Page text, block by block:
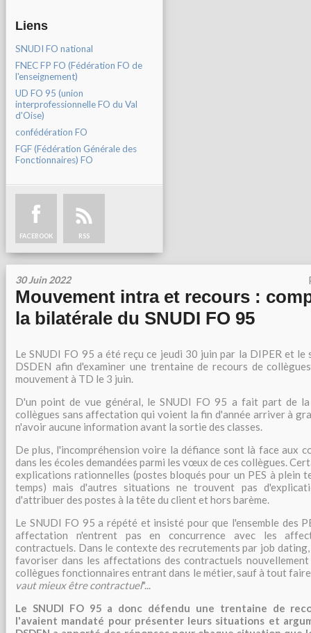
Liens
SNUDI FO national
FNEC FP FO (Fédération FO de
l'enseignement)
UD FO 95 (union
interprofessionnelle FO du Val
d'Oise)
confédération FO
FGF (Fédération Générale des
Fonctionnaires) FO
FACEBOOK RSS
30 Juin 2022
Mouvement intra et recours :
la bilatérale du SNUDI FO 95
Le SNUDI FO 95 a été reçu ce jeudi 30 juin par la DIPER et le
DSDEN afin d'examiner une trentaine de recours de
mouvement à TD le 3 juin.
D'un point de vue général, le SNUDI FO 95 a fait part de la
collègues sans affectation qui voient la fin d'année arriver à
n'avoir aucune information avant la sortie des classes.
De plus, l'incompréhension voire la défiance sont là face aux
dans les écoles demandées parmi les vœux de ces collègues.
explications rationnelles (postes bloqués pour un PES à plein
temps) mais d'autres situations ne trouvent pas
d'attribuer des postes à la tête du client et hors barème.
Le SNUDI FO 95 a répété et insisté pour que l'ensemble des
affectation n'entrent pas en concurrence avec les
contractuels. Dans le contexte des recrutements par job
favoriser dans les affectations des contractuels
collègues fonctionnaires entrant dans le métier, sauf à tout
vaut mieux être contractuel"...
Le SNUDI FO 95 a donc défendu une trentaine de
l'avaient mandaté pour présenter leurs situations et